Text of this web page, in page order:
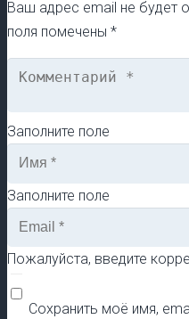
Ваш адрес email не будет
поля помечены *
Заполните поле
Заполните поле
Пожалуйста, введите
Сохранить моё имя,